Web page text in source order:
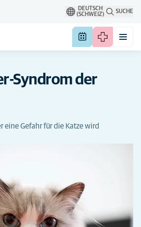
DEUTSCH
(SCHWEIZ)
SUCHE
Syndrom der
eine Gefahr für die Katze wird